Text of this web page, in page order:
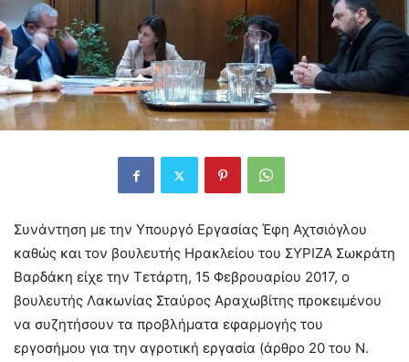
Συνάντηση με την Υπουργό Εργασίας Έφη Αχτσιόγλου
καθώς και τον βουλευτής Ηρακλείου του ΣΥΡΙΖΑ Σωκράτη
Βαρδάκη είχε την Τετάρτη, 15 Φεβρουαρίου 2017, ο
βουλευτής Λακωνίας Σταύρος Αραχωβίτης προκειμένου
να συζητήσουν τα προβλήματα εφαρμογής του
εργοσήμου για την αγροτική εργασία (άρθρο 20 του Ν.